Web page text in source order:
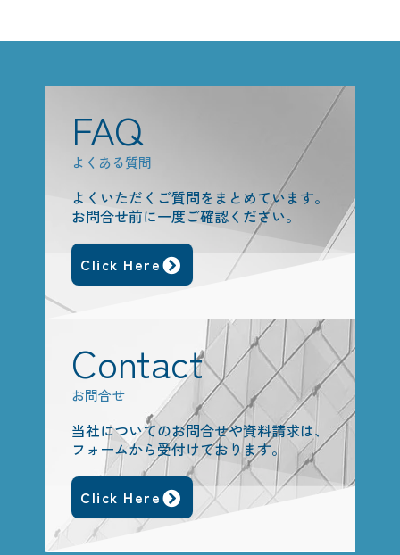
FAQ
よくある質問
よくいただくご質問をまとめています。
お問合せ前に一度ご確認ください。
Click Here
Contact
お問合せ
当社についてのお問合せや資料請求は、
フォームから受付けております。
Click Here